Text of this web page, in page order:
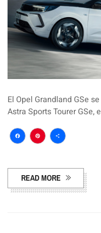
El Opel Grandland GSe
Astra Sports Tourer GSe,
Facebook
Pinterest
READ MORE